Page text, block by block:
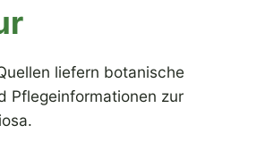
liefern botanische
Pflegeinformationen zur